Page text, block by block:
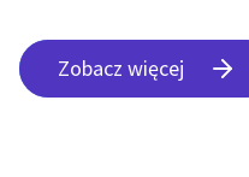
Zobacz więcej